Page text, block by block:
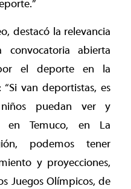
destacó la relevancia
abierta
el deporte en la
van deportistas, es
puedan ver y
en Temuco, en La
podemos tener
y proyecciones,
Juegos Olímpicos, de